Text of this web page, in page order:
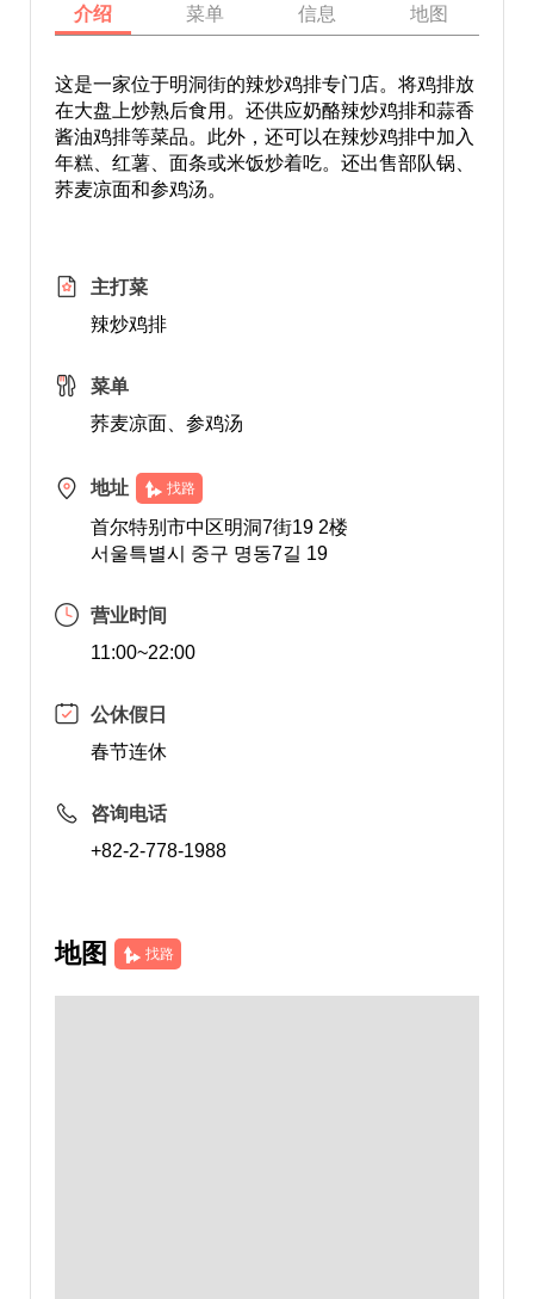
介绍 菜单 信息 地图
这是一家位于明洞街的辣炒鸡排专门店。将鸡排放
在大盘上炒熟后食用。还供应奶酪辣炒鸡排和蒜香
酱油鸡排等菜品。此外，还可以在辣炒鸡排中加入
年糕、红薯、面条或米饭炒着吃。还出售部队锅、
荞麦凉面和参鸡汤。
主打菜
辣炒鸡排
菜单
荞麦凉面、参鸡汤
地址 找路
首尔特别市中区明洞7街19 2楼
서울특별시 중구 명동7길 19
营业时间
11:00~22:00
公休假日
春节连休
咨询电话
+82-2-778-1988
地图 找路